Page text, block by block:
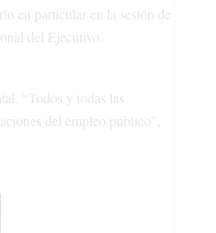
en particular en la sesión de
del Ejecutivo.
“Todos y todas las
del empleo público”,